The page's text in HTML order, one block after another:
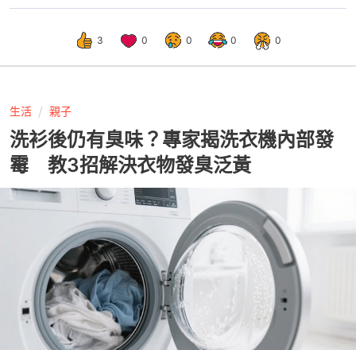
3 0 0 0 0
生活 親子
洗衫後仍有臭味？專家揭洗衣機內部發
霉 教3招解決衣物發臭泛黃